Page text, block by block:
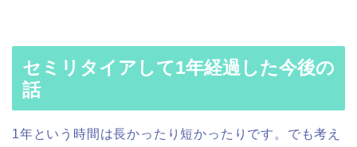
セミリタイアして1年経過した今後の
話
1年という時間は長かったり短かったりです。でも考え